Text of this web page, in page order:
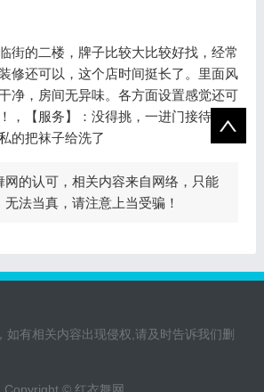
街的二楼，牌子比较大比较好找，经常
修还可以，这个店时间挺长了。里面风
净，房间无异味。各方面设置感觉还可
，【服务】：没得挑，一进门接待人员
的把袜子给洗了
网的认可，相关内容来自网络，只能
法当真，请注意上当受骗！
如有相关内容出现侵权,请及时告诉我们删